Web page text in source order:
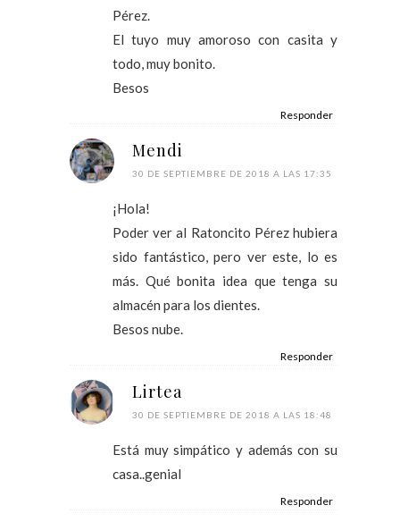
Pérez.
El tuyo muy amoroso con casita y
todo, muy bonito.
Besos
Responder
Mendi
30 DE SEPTIEMBRE DE 2018 A LAS 17:35
¡Hola!
Poder ver al Ratoncito Pérez hubiera
sido fantástico, pero ver este, lo es
más. Qué bonita idea que tenga su
almacén para los dientes.
Besos nube.
Responder
Lirtea
30 DE SEPTIEMBRE DE 2018 A LAS 18:48
Está muy simpático y además con su
casa..genial
Responder